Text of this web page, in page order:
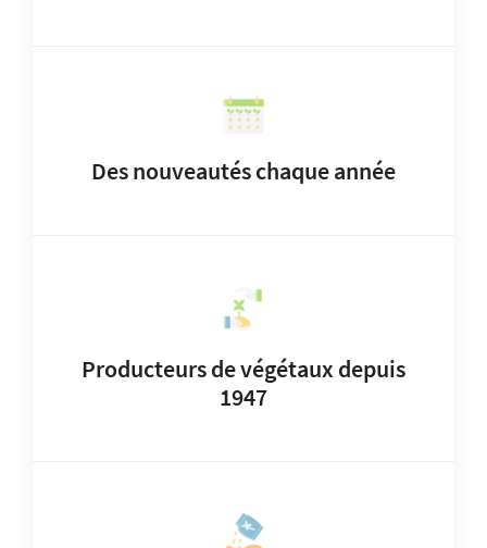
Des nouveautés chaque année
Producteurs de végétaux depuis
1947